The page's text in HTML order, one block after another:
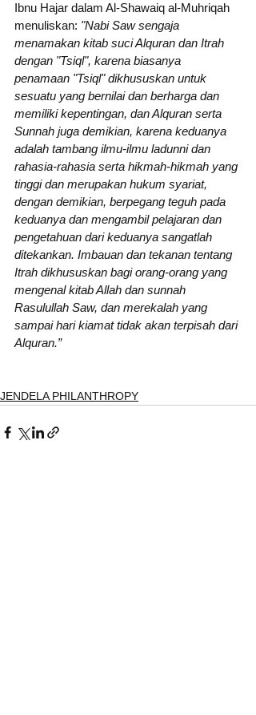
Ibnu Hajar dalam Al-Shawaiq al-Muhriqah
menuliskan: "Nabi Saw sengaja
menamakan kitab suci Alquran dan Itrah
dengan "Tsiql", karena biasanya
penamaan "Tsiql" dikhususkan untuk
sesuatu yang bernilai dan berharga dan
memiliki kepentingan, dan Alquran serta
Sunnah juga demikian, karena keduanya
adalah tambang ilmu-ilmu ladunni dan
rahasia-rahasia serta hikmah-hikmah yang
tinggi dan merupakan hukum syariat,
dengan demikian, berpegang teguh pada
keduanya dan mengambil pelajaran dan
pengetahuan dari keduanya sangatlah
ditekankan. Imbauan dan tekanan tentang
Itrah dikhususkan bagi orang-orang yang
mengenal kitab Allah dan sunnah
Rasulullah Saw, dan merekalah yang
sampai hari kiamat tidak akan terpisah dari
Alquran.”
JENDELA PHILANTHROPY